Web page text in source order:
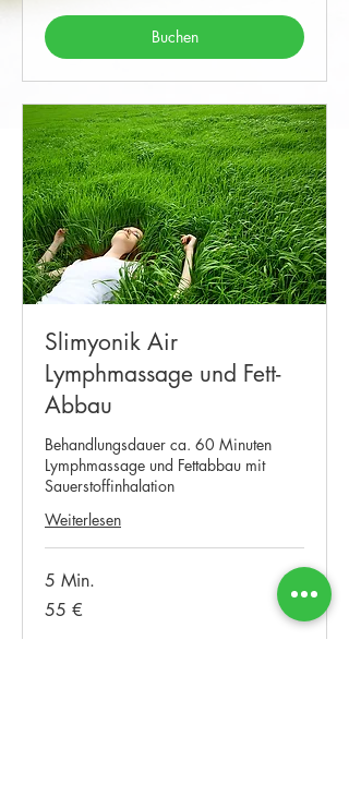
Buchen
Slimyonik Air
Lymphmassage und Fett-
Abbau
Behandlungsdauer ca. 60 Minuten
Lymphmassage und Fettabbau mit
Sauerstoffinhalation
Weiterlesen
5 Min.
55
Euro
55 €